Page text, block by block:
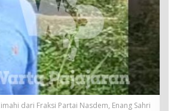
dari Fraksi Partai Nasdem, Enang Sahri